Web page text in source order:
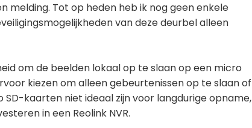
melding. Tot op heden heb ik nog geen enkele
van deze deurbel alleen
om de beelden lokaal op te slaan op een micro
kiezen om alleen gebeurtenissen op te slaan of
kaarten niet ideaal zijn voor langdurige opname,
in een Reolink NVR.